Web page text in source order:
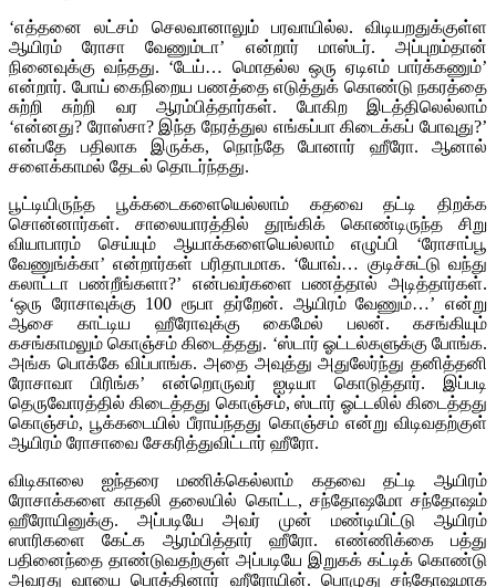
‘எத்தனை லட்சம் செலவானாலும் பரவாயில்ல. விடியறதுக்குள்ள
ஆயிரம் ரோசா வேணும்டா’ என்றார் மாஸ்டர். அப்புறம்தான்
நினைவுக்கு வந்தது. ‘டேய்… மொதல்ல ஒரு ஏடிஎம் பார்க்கணும்’
என்றார். போய் கைநிறைய பணத்தை எடுத்துக் கொண்டு நகரத்தை
சுற்றி சுற்றி வர ஆரம்பித்தார்கள். போகிற இடத்திலெல்லாம்
‘என்னது? ரோஸ்சா? இந்த நேரத்துல எங்கப்பா கிடைக்கப் போவுது?’
என்பதே பதிலாக இருக்க, நொந்தே போனார் ஹீரோ. ஆனால்
சளைக்காமல் தேடல் தொடர்ந்தது.
பூட்டியிருந்த பூக்கடைகளையெல்லாம் கதவை தட்டி திறக்க
சொன்னார்கள். சாலையாரத்தில் தூங்கிக் கொண்டிருந்த சிறு
வியாபாரம் செய்யும் ஆயாக்களையெல்லாம் எழுப்பி ‘ரோசாப்பூ
வேணுங்க்கா’ என்றார்கள் பரிதாபமாக. ‘யோவ்… குடிச்சுட்டு வந்து
கலாட்டா பண்றீங்களா?’ என்பவர்களை பணத்தால் அடித்தார்கள்.
‘ஒரு ரோசாவுக்கு 100 ரூபா தர்றேன். ஆயிரம் வேணும்…’ என்று
ஆசை காட்டிய ஹீரோவுக்கு கைமேல் பலன். கசங்கியும்
கசங்காமலும் கொஞ்சம் கிடைத்தது. ‘ஸ்டார் ஓட்டல்களுக்கு போங்க.
அங்க பொக்கே விப்பாங்க. அதை அவுத்து அதுலேர்ந்து தனித்தனி
ரோசாவா பிரிங்க’ என்றொருவர் ஐடியா கொடுத்தார். இப்படி
தெருவோரத்தில் கிடைத்தது கொஞ்சம், ஸ்டார் ஓட்டலில் கிடைத்தது
கொஞ்சம், பூக்கடையில் பீராய்ந்தது கொஞ்சம் என்று விடிவதற்குள்
ஆயிரம் ரோசாவை சேகரித்துவிட்டார் ஹீரோ.
விடிகாலை ஐந்தரை மணிக்கெல்லாம் கதவை தட்டி ஆயிரம்
ரோசாக்களை காதலி தலையில் கொட்ட, சந்தோஷமோ சந்தோஷம்
ஹீரோயினுக்கு. அப்படியே அவர் முன் மண்டியிட்டு ஆயிரம்
ஸாரிகளை கேட்க ஆரம்பித்தார் ஹீரோ. எண்ணிக்கை பத்து
பதினைந்தை தாண்டுவதற்குள் அப்படியே இறுகக் கட்டிக் கொண்டு
அவரது வாயை பொத்தினார் ஹீரோயின். பொழுது சந்தோஷமாக